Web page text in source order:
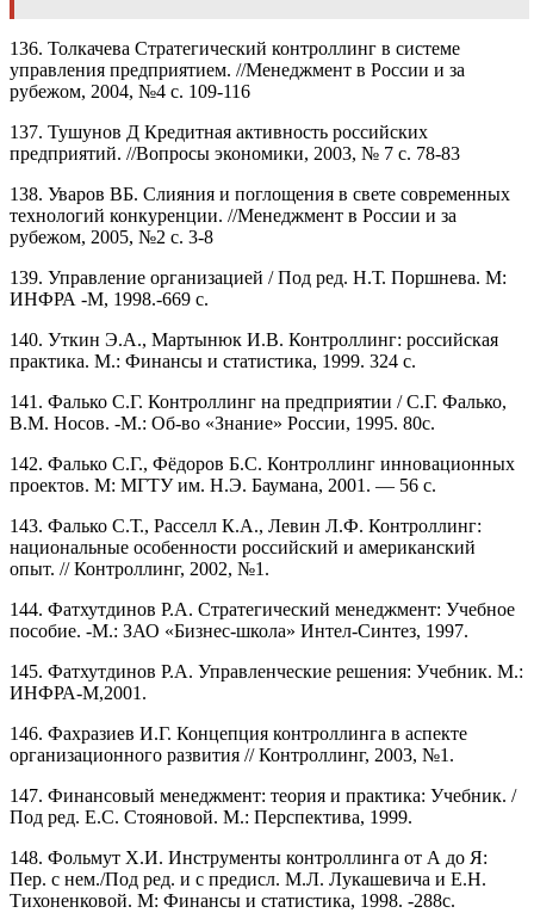
136. Толкачева Стратегический контроллинг в системе
управления предприятием. //Менеджмент в России и за
рубежом, 2004, №4 с. 109-116
137. Тушунов Д Кредитная активность российских
предприятий. //Вопросы экономики, 2003, № 7 с. 78-83
138. Уваров ВБ. Слияния и поглощения в свете современных
технологий конкуренции. //Менеджмент в России и за
рубежом, 2005, №2 с. 3-8
139. Управление организацией / Под ред. Н.Т. Поршнева. М:
ИНФРА -М, 1998.-669 с.
140. Уткин Э.А., Мартынюк И.В. Контроллинг: российская
практика. М.: Финансы и статистика, 1999. 324 с.
141. Фалько С.Г. Контроллинг на предприятии / С.Г. Фалько,
В.М. Носов. -М.: Об-во «Знание» России, 1995. 80с.
142. Фалько С.Г., Фёдоров Б.С. Контроллинг инновационных
проектов. М: МГТУ им. Н.Э. Баумана, 2001. — 56 с.
143. Фалько С.Т., Расселл К.А., Левин Л.Ф. Контроллинг:
национальные особенности российский и американский
опыт. // Контроллинг, 2002, №1.
144. Фатхутдинов Р.А. Стратегический менеджмент: Учебное
пособие. -М.: ЗАО «Бизнес-школа» Интел-Синтез, 1997.
145. Фатхутдинов Р.А. Управленческие решения: Учебник. М.:
ИНФРА-М,2001.
146. Фахразиев И.Г. Концепция контроллинга в аспекте
организационного развития // Контроллинг, 2003, №1.
147. Финансовый менеджмент: теория и практика: Учебник. /
Под ред. Е.С. Стояновой. М.: Перспектива, 1999.
148. Фольмут Х.И. Инструменты контроллинга от А до Я:
Пер. с нем./Под ред. и с предисл. М.Л. Лукашевича и Е.Н.
Тихоненковой. М: Финансы и статистика, 1998. -288с.